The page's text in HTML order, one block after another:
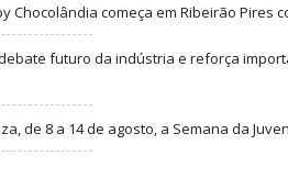
Chocolândia começa em Ribeirão Pires
futuro da indústria e reforça
de 8 a 14 de agosto, a Semana da